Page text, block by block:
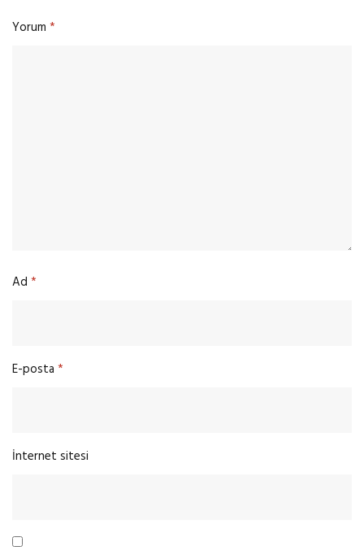
Yorum *
Ad *
E-posta *
İnternet sitesi